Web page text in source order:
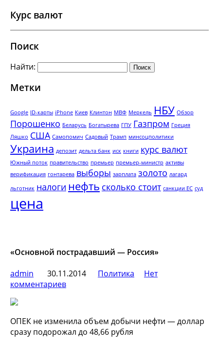
Курс валют
Поиск
Найти:
Метки
Google ID-карты iPhone Киев Клинтон МВФ Меркель НБУ Обзор
Порошенко Беларусь Богатырева ГПУ Газпром Греция
Ляшко США Самопомич Садовый Трамп минсоцполитики
Украина депозит дельта банк иск книги курс валют
Южный поток правительство премьер премьер-министр активы
верификация гонтарева выборы зарплата золото лагард
льготник налоги нефть сколько стоит санкции ЕС суд
цена
«Основной пострадавший — Россия»
admin
30.11.2014 Политика
Нет
комментариев
ОПЕК не изменила объем добычи нефти — доллар
сразу подорожал до 48,66 рубля